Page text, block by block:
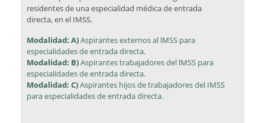
residentes de una especialidad médica de entrada
directa, en el IMSS.
Modalidad: A)Aspirantes externos al lMSS para
especialidades de entrada directa.
Modalidad: B)Aspirantes trabajadores del lMSS para
especialidades de entrada directa.
Modalidad: C)Aspirantes hijos de trabajadores del IMSS
para especialidades de entrada directa.